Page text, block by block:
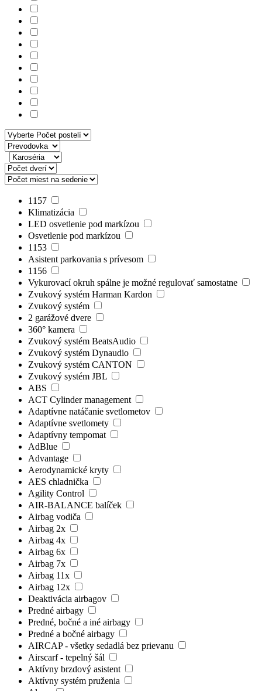
1157
Klimatizácia
LED osvetlenie pod markízou
Osvetlenie pod markízou
1153
Asistent parkovania s prívesom
1156
Vykurovací okruh spálne je možné regulovať samostatne
Zvukový systém Harman Kardon
Zvukový systém
2 garážové dvere
360° kamera
Zvukový systém BeatsAudio
Zvukový systém Dynaudio
Zvukový systém CANTON
Zvukový systém JBL
ABS
ACT Cylinder management
Adaptívne natáčanie svetlometov
Adaptívne svetlomety
Adaptívny tempomat
AdBlue
Advantage
Aerodynamické kryty
AES chladnička
Agility Control
AIR-BALANCE balíček
Airbag vodiča
Airbag 2x
Airbag 4x
Airbag 6x
Airbag 7x
Airbag 11x
Airbag 12x
Deaktivácia airbagov
Predné airbagy
Predné, bočné a iné airbagy
Predné a bočné airbagy
AIRCAP - všetky sedadlá bez prievanu
Airscarf - tepelný šál
Aktívny brzdový asistent
Aktívny systém pruženia